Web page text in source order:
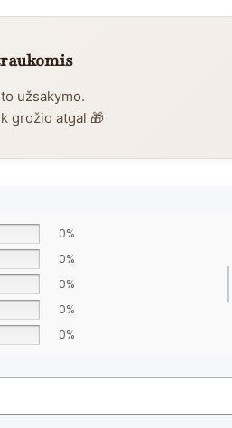
užsakymo.
grožio atgal 🎁
0%
0%
0%
0%
0%